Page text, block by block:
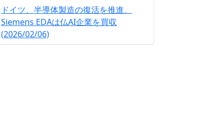
ドイツ、半導体製造の復活を推進、
Siemens EDAは仏AI企業を買収
(2026/02/06)